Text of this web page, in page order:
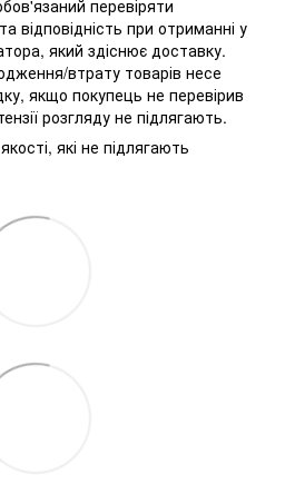
перевіряти
відповідність при отриманні у
який здіснює доставку.
втрату товарів несе
якщо покупець не перевірив
розгляду не підлягають.
які не підлягають